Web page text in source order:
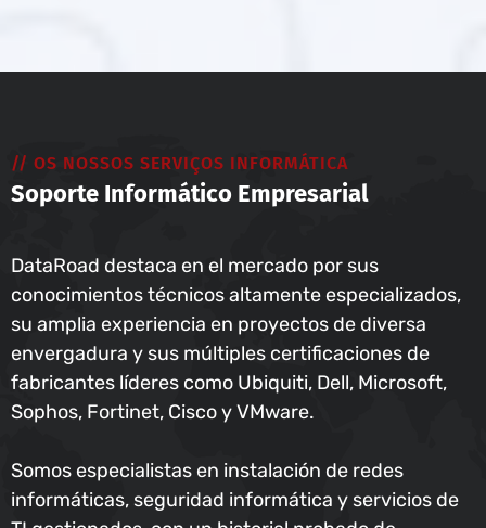
// OS NOSSOS SERVIÇOS INFORMÁTICA
Soporte Informático Empresarial
DataRoad destaca en el mercado por sus
conocimientos técnicos altamente especializados,
su amplia experiencia en proyectos de diversa
envergadura y sus múltiples certificaciones de
fabricantes líderes como Ubiquiti, Dell, Microsoft,
Sophos, Fortinet, Cisco y VMware.
Somos especialistas en instalación de redes
informáticas, seguridad informática y servicios de